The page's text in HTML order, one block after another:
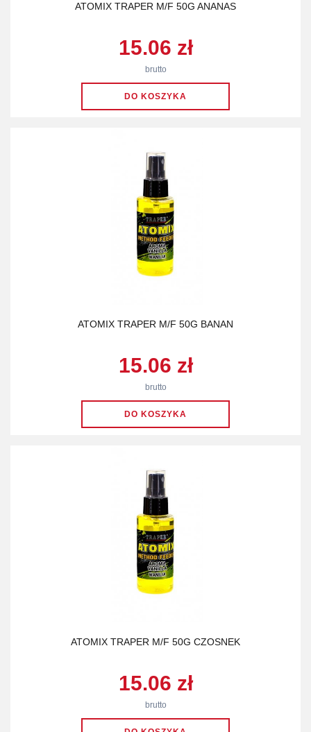
ATOMIX TRAPER M/F 50G ANANAS
15.06 zł
brutto
ATOMIX TRAPER M/F 50G BANAN
15.06 zł
brutto
ATOMIX TRAPER M/F 50G CZOSNEK
15.06 zł
brutto